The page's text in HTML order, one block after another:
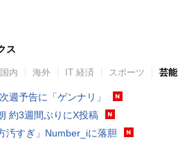
ス
国内 海外 IT 経済 スポーツ 芸能
週予告に「ゲンナリ」
約3週間ぶりにX投稿
汚すぎ」Number_iに落胆